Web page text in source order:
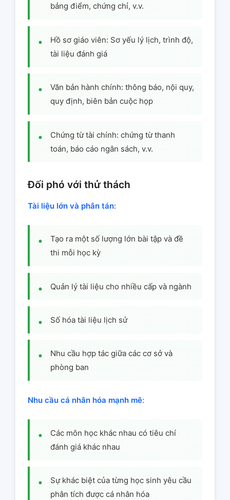
bảng điểm, chứng chỉ, v.v.
Hồ sơ giáo viên: Sơ yếu lý lịch, trình độ,
tài liệu đánh giá
Văn bản hành chính: thông báo, nội quy,
quy định, biên bản cuộc họp
Chứng từ tài chính: chứng từ thanh
toán, báo cáo ngân sách, v.v.
Đối phó với thử thách
Tài liệu lớn và phân tán:
Tạo ra một số lượng lớn bài tập và đề
thi mỗi học kỳ
Quản lý tài liệu cho nhiều cấp và ngành
Số hóa tài liệu lịch sử
Nhu cầu hợp tác giữa các cơ sở và
phòng ban
Nhu cầu cá nhân hóa mạnh mẽ:
Các môn học khác nhau có tiêu chí
đánh giá khác nhau
Sự khác biệt của từng học sinh yêu cầu
phân tích được cá nhân hóa